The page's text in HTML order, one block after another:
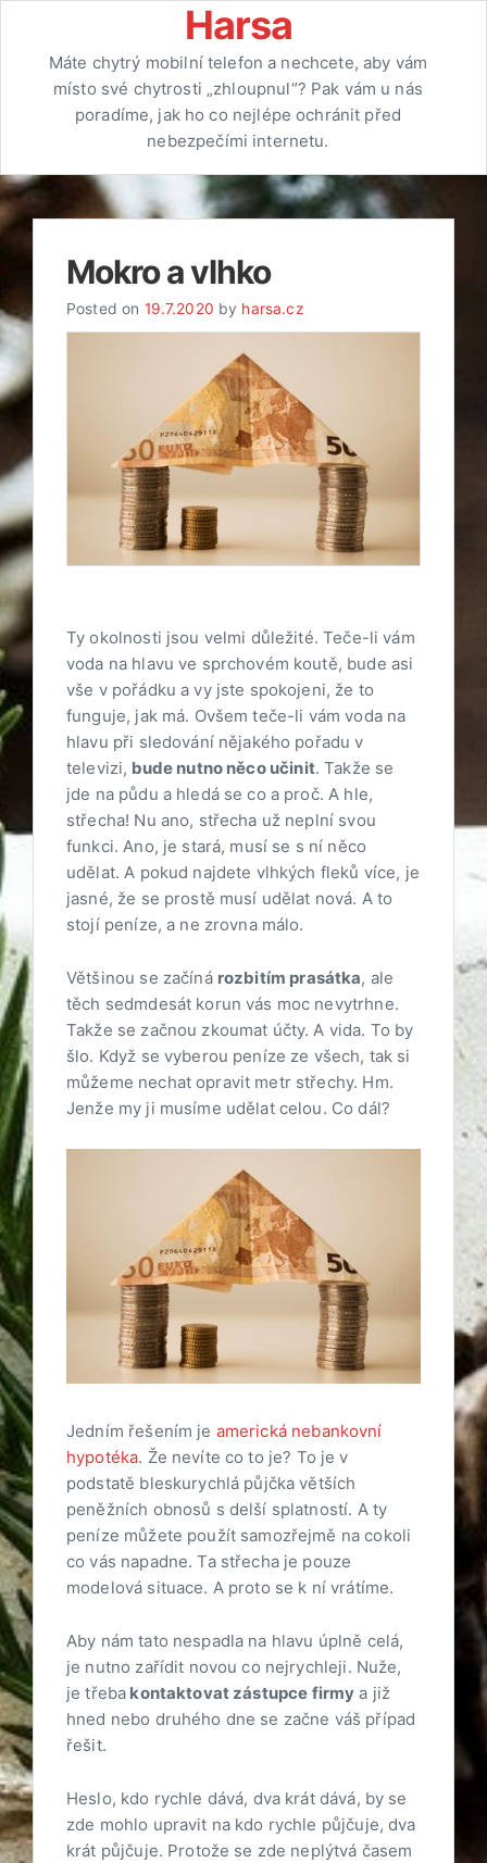
content
Harsa
Máte chytrý mobilní telefon a nechcete, aby vám
místo své chytrosti „zhloupnul“? Pak vám u nás
poradíme, jak ho co nejlépe ochránit před
nebezpečími internetu.
Mokro a vlhko
Posted on 19.7.2020 by harsa.cz
Ty okolnosti jsou velmi důležité. Teče-li vám
voda na hlavu ve sprchovém koutě, bude asi
vše v pořádku a vy jste spokojeni, že to
funguje, jak má. Ovšem teče-li vám voda na
hlavu při sledování nějakého pořadu v
televizi, bude nutno něco učinit. Takže se
jde na půdu a hledá se co a proč. A hle,
střecha! Nu ano, střecha už neplní svou
funkci. Ano, je stará, musí se s ní něco
udělat. A pokud najdete vlhkých fleků více, je
jasné, že se prostě musí udělat nová. A to
stojí peníze, a ne zrovna málo.
Většinou se začíná rozbitím prasátka, ale
těch sedmdesát korun vás moc nevytrhne.
Takže se začnou zkoumat účty. A vida. To by
šlo. Když se vyberou peníze ze všech, tak si
můžeme nechat opravit metr střechy. Hm.
Jenže my ji musíme udělat celou. Co dál?
Jedním řešením je americká nebankovní
hypotéka. Že nevíte co to je? To je v
podstatě bleskurychlá půjčka větších
peněžních obnosů s delší splatností. A ty
peníze můžete použít samozřejmě na cokoli
co vás napadne. Ta střecha je pouze
modelová situace. A proto se k ní vrátíme.
Aby nám tato nespadla na hlavu úplně celá,
je nutno zařídit novou co nejrychleji. Nuže,
je třeba kontaktovat zástupce firmy a již
hned nebo druhého dne se začne váš případ
řešit.
Heslo, kdo rychle dává, dva krát dává, by se
zde mohlo upravit na kdo rychle půjčuje, dva
krát půjčuje. Protože se zde neplýtvá časem